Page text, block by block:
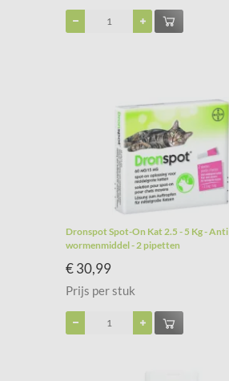
Dronspot Spot-On Kat 2.5 - 5 Kg - Anti
wormenmiddel - 2 pipetten
€ 30,99
Prijs per stuk